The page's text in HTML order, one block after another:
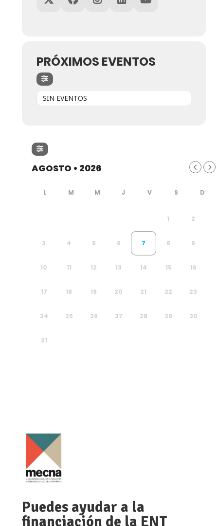
PRÓXIMOS EVENTOS
SIN EVENTOS
AGOSTO • 2026
1 2
3 4 5 6 7 8 9
10 11 12 13 14 15 16
17 18 19 20 21 22 23
24 25 26 27 28 29 30
31
Puedes ayudar a la
financiación de la ENT